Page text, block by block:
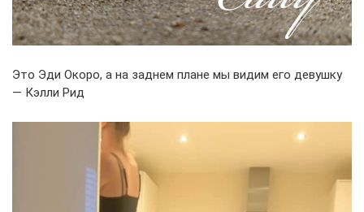
Это Эди Окоро, а на заднем плане мы видим его девушку
— Кэлли Рид